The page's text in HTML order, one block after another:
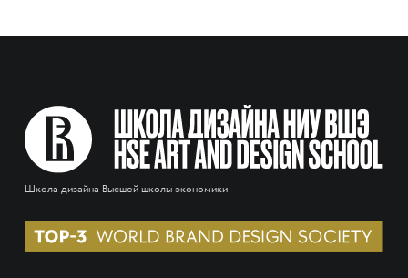
Школа дизайна Высшей школы экономики